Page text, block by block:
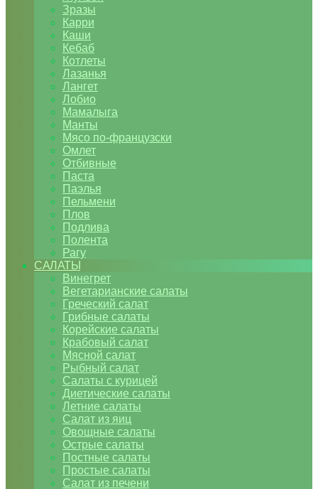
Зразы
Карри
Каши
Кебаб
Котлеты
Лазанья
Лангет
Лобио
Мамалыга
Манты
Мясо по-французски
Омлет
Отбивные
Паста
Паэлья
Пельмени
Плов
Подлива
Полента
Рагу
САЛАТЫ
Винегрет
Вегетарианские салаты
Греческий салат
Грибные салаты
Корейские салаты
Крабовый салат
Мясной салат
Рыбный салат
Салаты с курицей
Диетические салаты
Летние салаты
Салат из яиц
Овощные салаты
Острые салаты
Постные салаты
Простые салаты
Салат из печени